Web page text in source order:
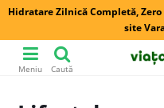
Hidratare Zilnică Completă,
site
Meniu Caută